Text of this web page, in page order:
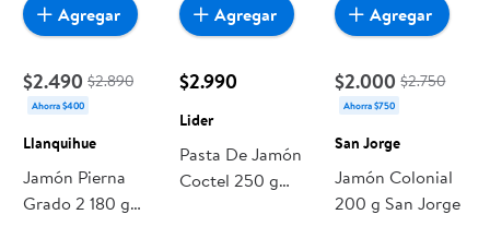
$2.490 $2.890
Ahorra $400
Llanquihue
Jamón Pierna
Grado 2 180 g
Agregar
$2.990
Lider
Pasta De Jamón
Coctel 250 g
Agregar
$2.000 $2.750
Ahorra $750
San Jorge
Jamón Colonial
200 g San Jorge
Agregar